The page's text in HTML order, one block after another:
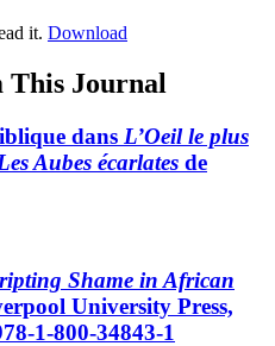
it. Download
Journal
dans L’Oeil le plus
Aubes écarlates de
Shame in African
University Press,
1-800-34843-1